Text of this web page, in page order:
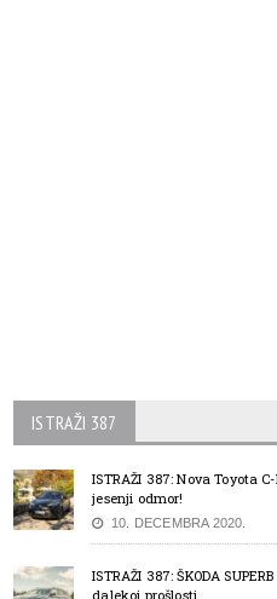
ISTRAŽI 387
ISTRAŽI 387: Nova Toyota
jesenji odmor!
10. DECEMBRA 2020.
ISTRAŽI 387: ŠKODA
dalekoj prošlosti